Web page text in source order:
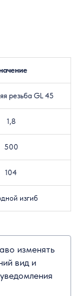
резьба GL 45
1,8
500
104
изгиб
изменять
вид и